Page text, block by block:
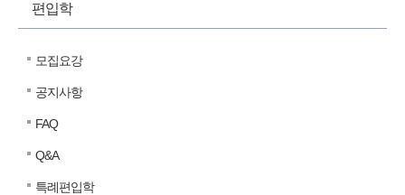
편입학
모집요강
공지사항
FAQ
Q&A
특례편입학